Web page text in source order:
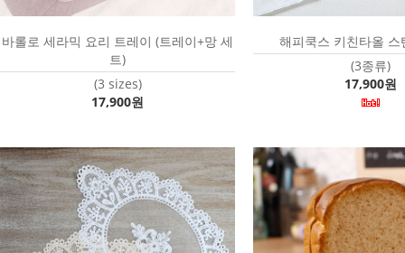
바롤로 세라믹 요리 트레이 (트레이+망 세
트)
(3 sizes)
17,900원
해피쿡스 키친타올 스
(3종류)
17,900원